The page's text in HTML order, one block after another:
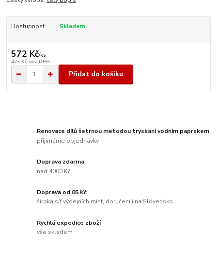
Dostupnost Skladem
572 Kč/ks
473 Kč bez DPH
Přidat do košíku
Renovace dílů šetrnou metodou tryskání vodním paprskem
přijímáme objednávky
Doprava zdarma
nad 4000 Kč
Doprava od 85 Kč
široká síť výdejních míst, doručení i na Slovensko
Rychlá expedice zboží
vše skladem